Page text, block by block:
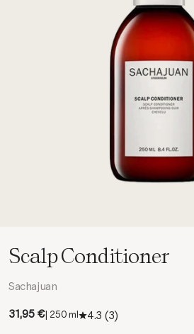
Scalp Conditioner
Sachajuan
Precio de oferta
31,95 €| 250 ml 4.3 (3)